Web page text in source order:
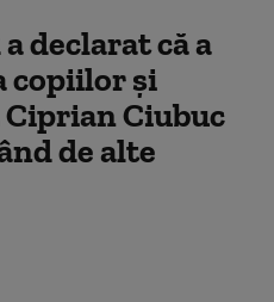
declarat că a
copiilor și
Ciubuc
de alte